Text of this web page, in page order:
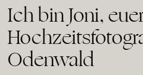
Ich bin Joni,
Odenwald